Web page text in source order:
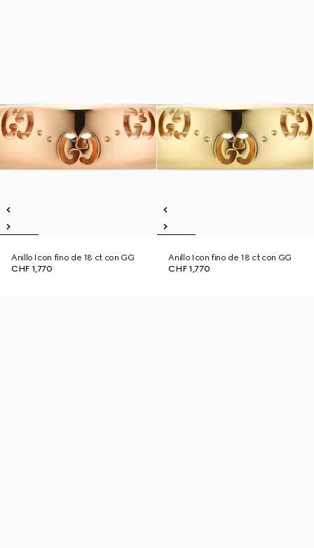
Anillo Icon fino de 18 ct con GG
CHF 1,770
Anillo Icon fino de 18 ct con GG
CHF 1,770